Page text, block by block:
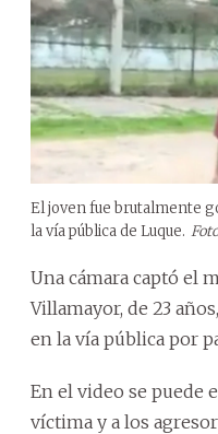
El joven fue brutalmente
la vía pública de Luque.
Una cámara captó el
Villamayor, de 23
en la vía pública por
En el video se puede
víctima y a los